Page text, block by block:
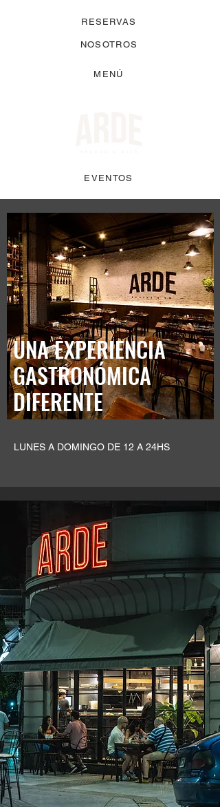
RESERVAS
NOSOTROS
MENÚ
EVENTOS
UNA EXPERIENCIA
GASTRONÓMICA
DIFERENTE
LUNES A DOMINGO DE 12 A 24HS